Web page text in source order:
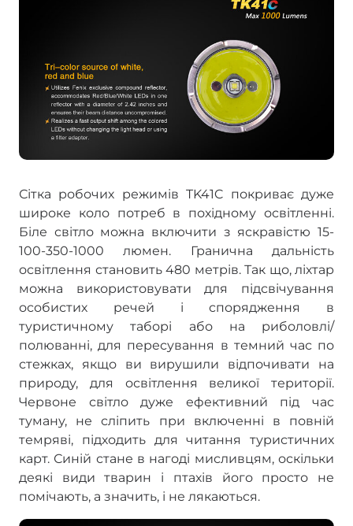
Сітка робочих режимів TK41C покриває дуже
широке коло потреб в похідному освітленні.
Біле світло можна включити з яскравістю 15-
100-350-1000 люмен. Гранична дальність
освітлення становить 480 метрів. Так що, ліхтар
можна використовувати для підсвічування
особистих речей і спорядження в
туристичному таборі або на риболовлі/
полюванні, для пересування в темний час по
стежках, якщо ви вирушили відпочивати на
природу, для освітлення великої території.
Червоне світло дуже ефективний під час
туману, не сліпить при включенні в повній
темряві, підходить для читання туристичних
карт. Синій стане в нагоді мисливцям, оскільки
деякі види тварин і птахів його просто не
помічають, а значить, і не лякаються.